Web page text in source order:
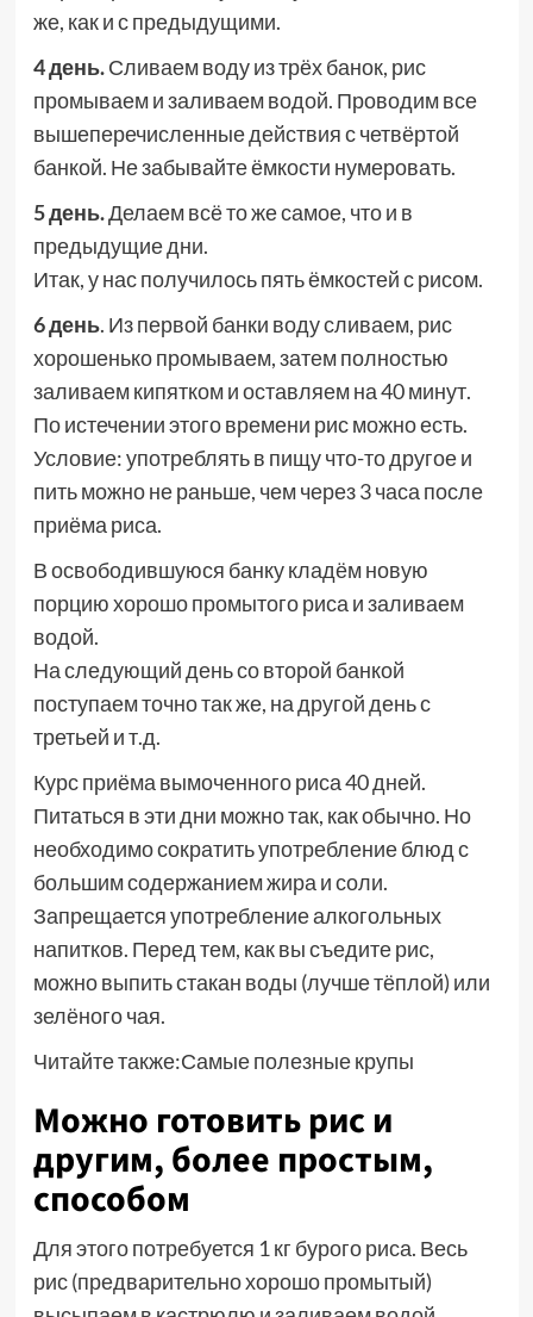
же, как и с предыдущими.
4 день.Сливаем воду из трёх банок, рис
промываем и заливаем водой. Проводим все
вышеперечисленные действия с четвёртой
банкой. Не забывайте ёмкости нумеровать.
5 день.Делаем всё то же самое, что и в
предыдущие дни.
Итак, у нас получилось пять ёмкостей с рисом.
6 день. Из первой банки воду сливаем, рис
хорошенько промываем, затем полностью
заливаем кипятком и оставляем на 40 минут.
По истечении этого времени рис можно есть.
Условие: употреблять в пищу что-то другое и
пить можно не раньше, чем через 3 часа после
приёма риса.
В освободившуюся банку кладём новую
порцию хорошо промытого риса и заливаем
водой.
На следующий день со второй банкой
поступаем точно так же, на другой день с
третьей и т.д.
Курс приёма вымоченного риса 40 дней.
Питаться в эти дни можно так, как обычно. Но
необходимо сократить употребление блюд с
большим содержанием жира и соли.
Запрещается употребление алкогольных
напитков. Перед тем, как вы съедите рис,
можно выпить стакан воды (лучше тёплой) или
зелёного чая.
Читайте также:Самые полезные крупы
Можно готовить рис и
другим, более простым,
способом
Для этого потребуется 1 кг бурого риса. Весь
рис (предварительно хорошо промытый)